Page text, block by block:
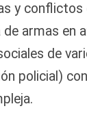
y conflictos
armas en
de
policial)